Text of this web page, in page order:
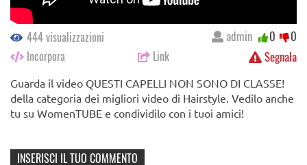
444 visualizzazioni
Incorpora
Link Segnala
admin 0 0
Guarda il video QUESTI CAPELLI NON SONO DI CLASSE!
della categoria dei migliori video di Hairstyle. Vedilo anche
tu su WomenTUBE e condividilo con i tuoi amici!
INSERISCI IL TUO COMMENTO